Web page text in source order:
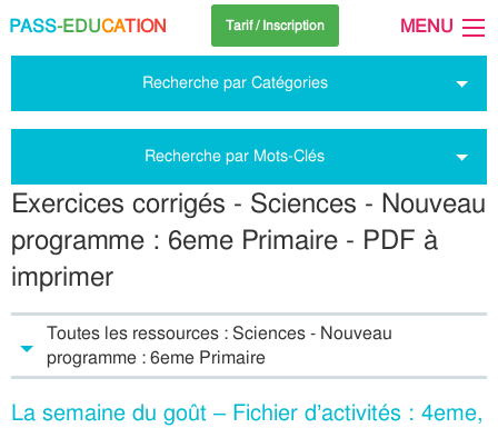
PASS-EDUCATION Tarif / Inscription MENU
Recherche par Catégories
Recherche par Mots-Clés
Exercices corrigés - Sciences - Nouveau
programme : 6eme Primaire - PDF à
imprimer
Toutes les ressources : Sciences - Nouveau
programme : 6eme Primaire
La semaine du goût – Fichier d’activités : 4eme,